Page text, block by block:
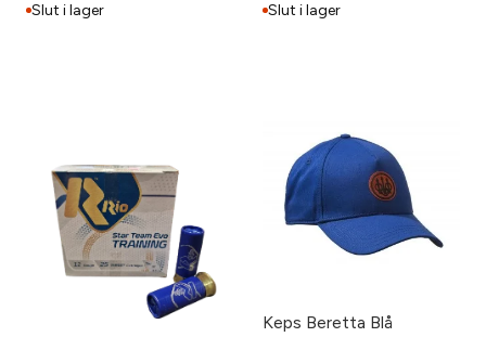
Slut i lager Slut i lager
Keps Beretta Blå